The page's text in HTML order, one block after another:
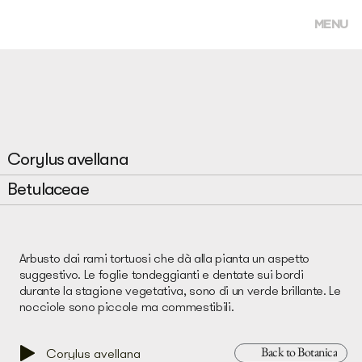
MENU
Corylus avellana
Betulaceae
Arbusto dai rami tortuosi che dà alla pianta un aspetto
suggestivo. Le foglie tondeggianti e dentate sui bordi
durante la stagione vegetativa, sono di un verde brillante. Le
nocciole sono piccole ma commestibili.
Corylus avellana Back to Botanica